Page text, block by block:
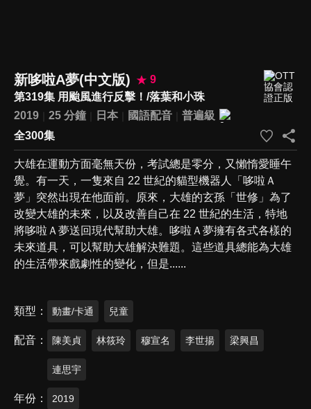
新哆啦A夢(中文版)
9
第319集 用颱風進行反擊！/落葉和小珠
2019
25 分鐘 日本 國語配音
普遍級
全300集
大雄在運動方面毫無天份，考試總是零分，又懶惰愛睡午
覺。有一天，一隻來自 22 世紀的貓型機器人「哆啦Ａ
夢」突然出現在他面前。原來，大雄的玄孫「世修」為了
改變大雄的未來，以及改善自己在 22 世紀的生活，特地
將哆啦Ａ夢送回現代幫助大雄。哆啦Ａ夢擁有各式各樣的
未來道具，可以幫助大雄解決難題。這些道具總能為大雄
的生活帶來戲劇性的變化，但是......
類型 動畫/卡通 兒童
配音 陳美貞 林筱玲 穆宣名 李世揚 梁興昌
連思宇
年份 2019